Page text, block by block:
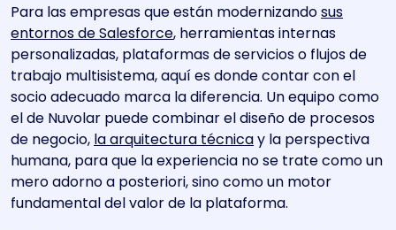
Para las empresas que están modernizandosus
entornos de Salesforce, herramientas internas
personalizadas, plataformas de servicios o flujos de
trabajo multisistema, aquí es donde contar con el
socio adecuado marca la diferencia. Un equipo como
el de Nuvolar puede combinar el diseño de procesos
de negocio, la arquitectura técnicay la perspectiva
humana, para que la experiencia no se trate como un
mero adorno a posteriori, sino como un motor
fundamental del valor de la plataforma.